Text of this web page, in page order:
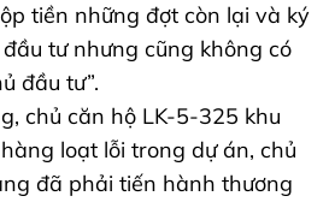
tiền những đợt còn lại và ký
tư nhưng cũng không có
đầu tư”.
chủ căn hộ LK-5-325 khu
loạt lỗi trong dự án, chủ
đã phải tiến hành thương